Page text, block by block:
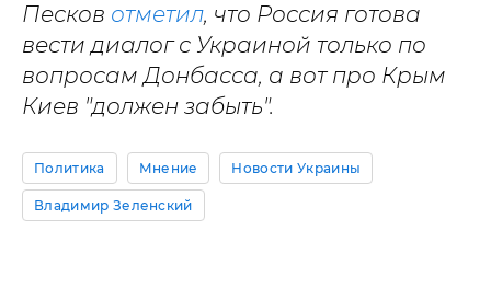
Песков отметил, что Россия готова
вести диалог с Украиной только по
вопросам Донбасса, а вот про Крым
Киев "должен забыть".
Политика Мнение Новости Украины
Владимир Зеленский